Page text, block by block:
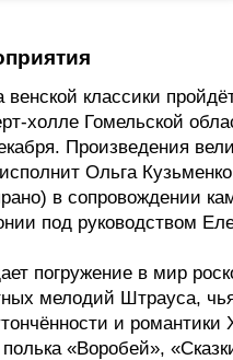
классики
холле Гомельской
Произведения
Ольга Кузьменко
в сопровождении
под руководством
погружение в мир
мелодий Штрауса,
и романтики
«Воробей»,